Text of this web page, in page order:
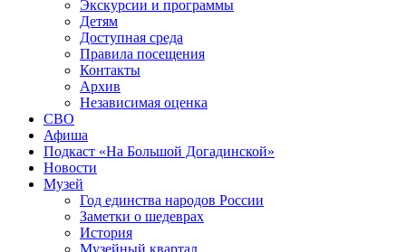
Экскурсии и программы
Детям
Доступная среда
Правила посещения
Контакты
Архив
Независимая оценка
СВО
Афиша
Подкаст «На Большой Догадинской»
Новости
Музей
Год единства народов России
Заметки о шедеврах
История
Музейный квартал